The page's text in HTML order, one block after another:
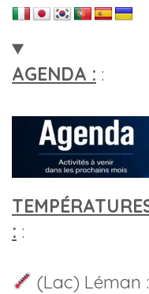
AGENDA : :
: :
(Lac) Léman :